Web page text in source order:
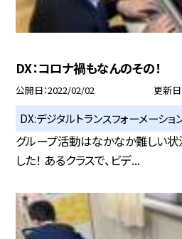
DX：コロナ禍もなんのその！
公開日 2022/02/02 更新日
DX:デジタルトランスフォーメーショ
グループ活動はなかなか難しい状
した！ あるクラスで、ビデ...